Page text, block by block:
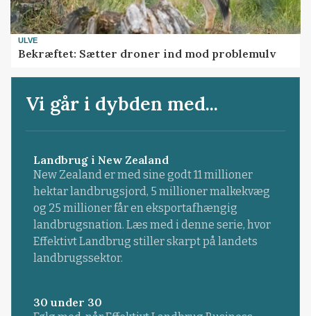
ULVE
Bekræftet: Sætter droner ind mod problemulv
Vi går i dybden med...
Landbrug i New Zealand
New Zealand er med sine godt 11 millioner
hektar landbrugsjord, 5 millioner malkekvæg
og 25 millioner får en eksportafhængig
landbrugsnation. Læs med i denne serie, hvor
Effektivt Landbrug stiller skarpt på landets
landbrugssektor.
30 under 30